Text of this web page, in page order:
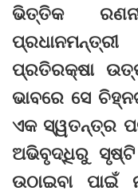
ଭିତ୍ତିକ
ପ୍ରତିରକ୍ଷା
ଭାବରେ ସେ
ଏକ ସ୍ୱତନ୍ତ୍ର
ଅଭିବୃଦ୍ଧିରୁ ସୃଷ୍ଟି
ଉଠାଇବା